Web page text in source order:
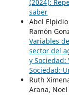
(2024):
saber
Abel
Ramón
Variables
sector del
y Sociedad:
Sociedad:
Ruth
Arana,